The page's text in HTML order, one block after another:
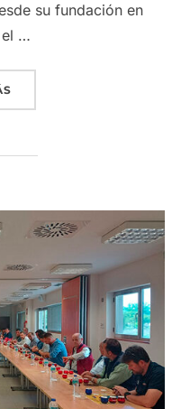
su fundación en
el …
«GRUPO INTERÓLEO